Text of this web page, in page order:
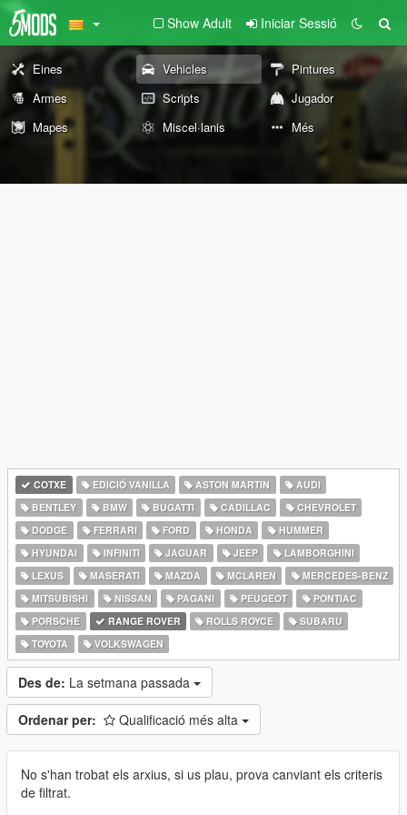
Show Adult Iniciar Sessió
Eines Vehicles
Pintures
Armes
Scripts
Jugador
Mapes
Miscel·lanis Més
COTXE EDICIÓ VANILLA ASTON MARTIN
AUDI
BENTLEY
BMW BUGATTI CADILLAC
CHEVROLET
DODGE
FERRARI FORD HONDA
HUMMER
HYUNDAI
INFINITI JAGUAR JEEP
LAMBORGHINI
LEXUS
MASERATI MAZDA MCLAREN
MERCEDES-BENZ
MITSUBISHI
NISSAN PAGANI PEUGEOT
PONTIAC
PORSCHE
RANGE ROVER ROLLS ROYCE
SUBARU
TOYOTA
VOLKSWAGEN
Des de: La setmana passada
Ordenar per: Qualificació més alta
No s'han trobat els arxius, si us plau, prova canviant els criteris
de filtrat.